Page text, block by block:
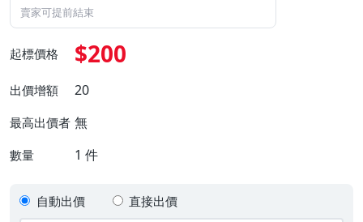
賣家可提前結束
起標價格 $200
出價增額 20
最高出價者 無
數量 1 件
自動出價 直接出價